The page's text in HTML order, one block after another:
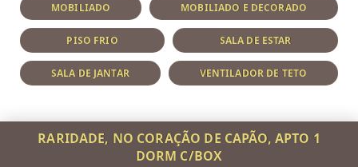
MOBILIADO MOBILIADO E DECORADO
PISO FRIO SALA DE ESTAR
SALA DE JANTAR VENTILADOR DE TETO
RARIDADE, NO CORAÇÃO DE CAPÃO, APTO 1
DORM C/BOX